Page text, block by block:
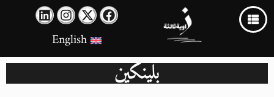
English
بلينكين